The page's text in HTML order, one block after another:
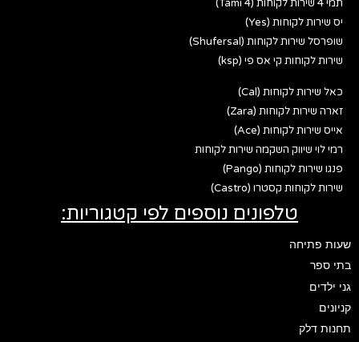
תמי 4 שירות לקוחות (Tami 4)
יס שירות לקוחות (Yes)
שופרסל שירות לקוחות (Shufersal)
שירות לקוחות קי אס פי (ksp)
כאל שירות לקוחות (Cal)
זארה שירות לקוחות (Zara)
אייס שירות לקוחות (Ace)
רמי לוי שיווק השקמה שירות לקוחות
פנגו שירות לקוחות (Pango)
שירות לקוחות קסטרו (Castro)
טלפונים נוספים לפי קטגוריות:
שעות פתיחה
בתי ספר
גני ילדים
קניונים
תחנות דלק